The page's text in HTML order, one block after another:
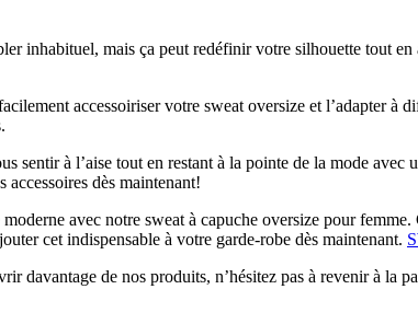
inhabituel, mais ça peut redéfinir votre silhouette tout
accessoiriser votre sweat oversize et l’adapter à
sentir à l’aise tout en restant à la pointe de la mode
accessoires dès maintenant!
avec notre sweat à capuche oversize pour
cet indispensable à votre garde-robe dès maintenant.
davantage de nos produits, n’hésitez pas à revenir à la